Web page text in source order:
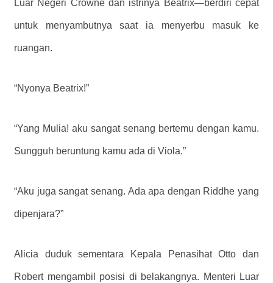
Luar Negeri Crowne dan istrinya Beatrix—berdiri cepat
untuk menyambutnya saat ia menyerbu masuk ke
ruangan.
“Nyonya Beatrix!”
“Yang Mulia! aku sangat senang bertemu dengan kamu.
Sungguh beruntung kamu ada di Viola.”
“Aku juga sangat senang. Ada apa dengan Riddhe yang
dipenjara?”
Alicia duduk sementara Kepala Penasihat Otto dan
Robert mengambil posisi di belakangnya. Menteri Luar